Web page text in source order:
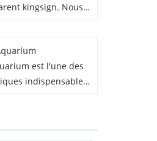
kingsign. Nous
sont
de 93%, avec une
brillante solide, une
de parcs
est l'une des
indispensables